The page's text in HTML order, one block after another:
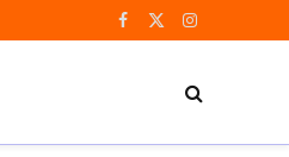
Facebook
X
Instagram